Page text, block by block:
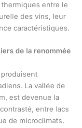
entre le
des vins, leur
caractéristiques.
de la renommée
produisent
La vallée de
est devenue la
entre lacs
de microclimats.